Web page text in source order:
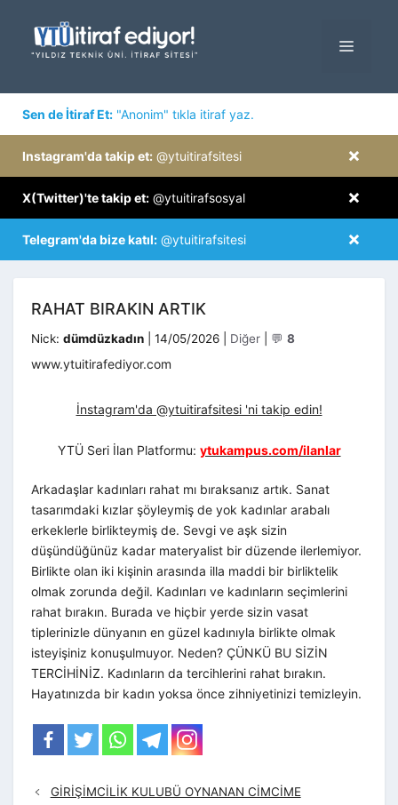
MENÜ
Sen de İtiraf Et: "Anonim" tıkla itiraf yaz.
×
Instagram'da takip et: @ytuitirafsitesi
×
X(Twitter)'te takip et: @ytuitirafsosyal
×
Telegram'da bize katıl: @ytuitirafsitesi
RAHAT BIRAKIN ARTIK
Nick: dümdüzkadın 14/05/2026 Kategoriler
Diğer 💬 8
www.ytuitirafediyor.com
İnstagram'da @ytuitirafsitesi 'ni takip edin!
YTÜ Seri İlan Platformu: ytukampus.com/ilanlar
Arkadaşlar kadınları rahat mı bıraksanız artık. Sanat
tasarımdaki kızlar şöyleymiş de yok kadınlar arabalı
erkeklerle birlikteymiş de. Sevgi ve aşk sizin
düşündüğünüz kadar materyalist bir düzende ilerlemiyor.
Birlikte olan iki kişinin arasında illa maddi bir birliktelik
olmak zorunda değil. Kadınları ve kadınların seçimlerini
rahat bırakın. Burada ve hiçbir yerde sizin vasat
tiplerinizle dünyanın en güzel kadınıyla birlikte olmak
isteyişiniz konuşulmuyor. Neden? ÇÜNKÜ BU SİZİN
TERCİHİNİZ. Kadınların da tercihlerini rahat bırakın.
Hayatınızda bir kadın yoksa önce zihniyetinizi temizleyin.
GİRİŞİMCİLİK KULUBÜ OYNANAN CİMCİME